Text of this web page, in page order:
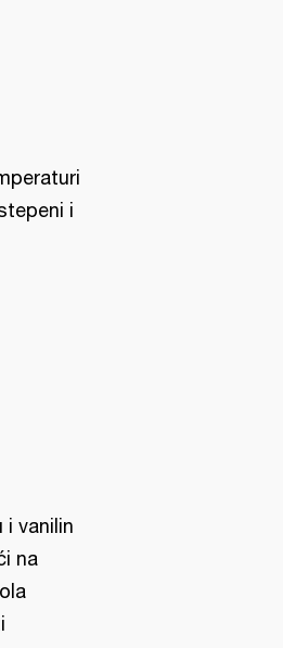
i
i vanilin
na